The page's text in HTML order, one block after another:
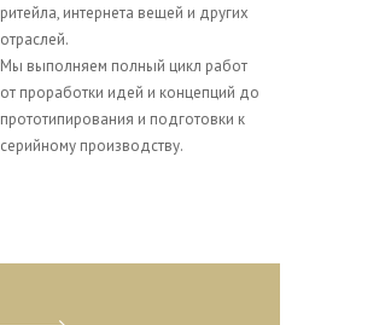
ритейла, интернета вещей и других
отраслей.
Мы выполняем полный цикл работ
от проработки идей и концепций до
прототипирования и подготовки к
серийному производству.